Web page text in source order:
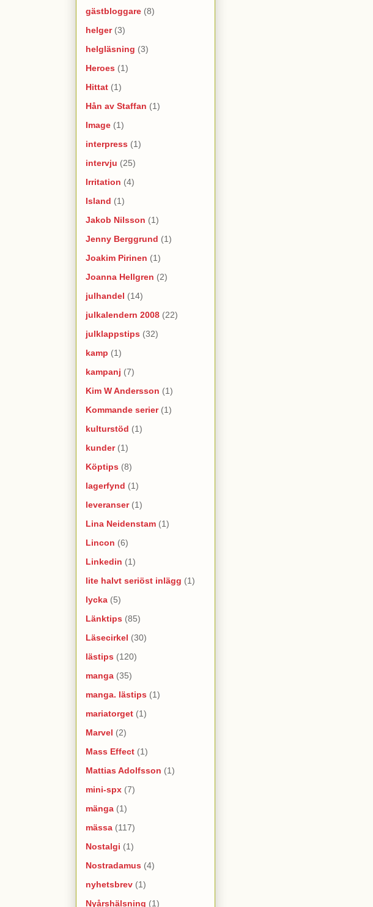
gästbloggare (8)
helger (3)
helgläsning (3)
Heroes (1)
Hittat (1)
Hån av Staffan (1)
Image (1)
interpress (1)
intervju (25)
Irritation (4)
Island (1)
Jakob Nilsson (1)
Jenny Berggrund (1)
Joakim Pirinen (1)
Joanna Hellgren (2)
julhandel (14)
julkalendern 2008 (22)
julklappstips (32)
kamp (1)
kampanj (7)
Kim W Andersson (1)
Kommande serier (1)
kulturstöd (1)
kunder (1)
Köptips (8)
lagerfynd (1)
leveranser (1)
Lina Neidenstam (1)
Lincon (6)
Linkedin (1)
lite halvt seriöst inlägg (1)
lycka (5)
Länktips (85)
Läsecirkel (30)
lästips (120)
manga (35)
manga. lästips (1)
mariatorget (1)
Marvel (2)
Mass Effect (1)
Mattias Adolfsson (1)
mini-spx (7)
mänga (1)
mässa (117)
Nostalgi (1)
Nostradamus (4)
nyhetsbrev (1)
Nyårshälsning (1)